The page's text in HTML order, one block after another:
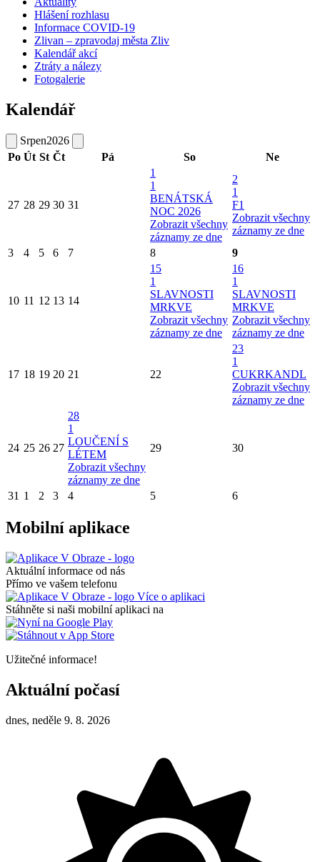
Hlášení rozhlasu
Informace COVID-19
Zlivan – zpravodaj města Zliv
Kalendář akcí
Ztráty a nálezy
Fotogalerie
Kalendář
Srpen2026
Po Út St Čt Pá So Ne
27 28 29 30 31
1
1
BENÁTSKÁ
NOC 2026
Zobrazit všechny
záznamy ze dne
2
1
F1
Zobrazit všechny
záznamy ze dne
3
4 5 6 7 8 9
10 11 12 13 14
15
1
SLAVNOSTI
MRKVE
Zobrazit všechny
záznamy ze dne
16
1
SLAVNOSTI
MRKVE
Zobrazit všechny
záznamy ze dne
17 18 19 20 21 22
23
1
CUKRKANDL
Zobrazit všechny
záznamy ze dne
24 25 26 27
28
1
LOUČENÍ S
LÉTEM
Zobrazit všechny
záznamy ze dne
29 30
31 1 2 3 4 5 6
Mobilní aplikace
Aktuální informace od nás
Přímo ve vašem telefonu
Více o aplikaci
Stáhněte si naši mobilní aplikaci na
Užitečné informace!
Aktuální počasí
dnes, neděle 9. 8. 2026